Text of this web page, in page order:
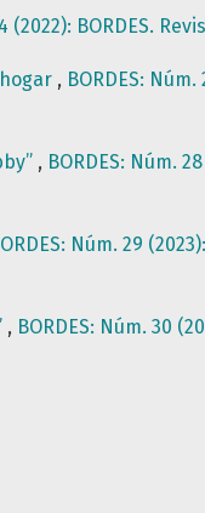
(2022): BORDES.
, BORDES:
, BORDES: Núm.
Núm. 29
, BORDES: Núm. 30